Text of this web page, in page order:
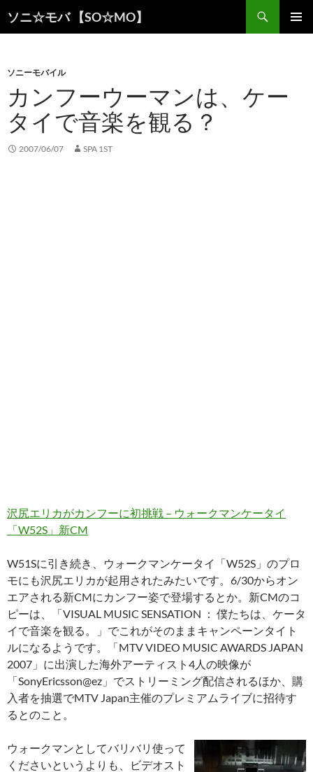
ソニ☆モバ 【SO☆MO】
索
ン
へ
ス
キ
ッ
ソニーモバイル
カンフーウーマンは、ケー
タイで音楽を観る？
2007/06/07 SPA 1ST
沢尻エリカがカンフーに初挑戦 – ウォークマンケータイ
「W52S」新CM
W51Sに引き続き、ウォークマンケータイ「W52S」のプロ
モにも沢尻エリカが起用されたみたいです。6/30からオン
エアされる新CMにカンフー姿で登場するとか。新CMのコ
ピーは、「VISUAL MUSIC SENSATION ： 僕たちは、ケータ
イで音楽を観る。」でこれがそのままキャンペーンタイト
ルになるようです。「MTV VIDEO MUSIC AWARDS JAPAN
2007」に出演した海外アーティスト4人の映像が
「SonyEricsson@ez」でストリーミング配信されるほか、購
入者を抽選でMTV Japan主催のプレミアムライブに招待す
るとのこと。
ウォークマンとしてバリバリ使って
くださいというよりも、ビデオスト